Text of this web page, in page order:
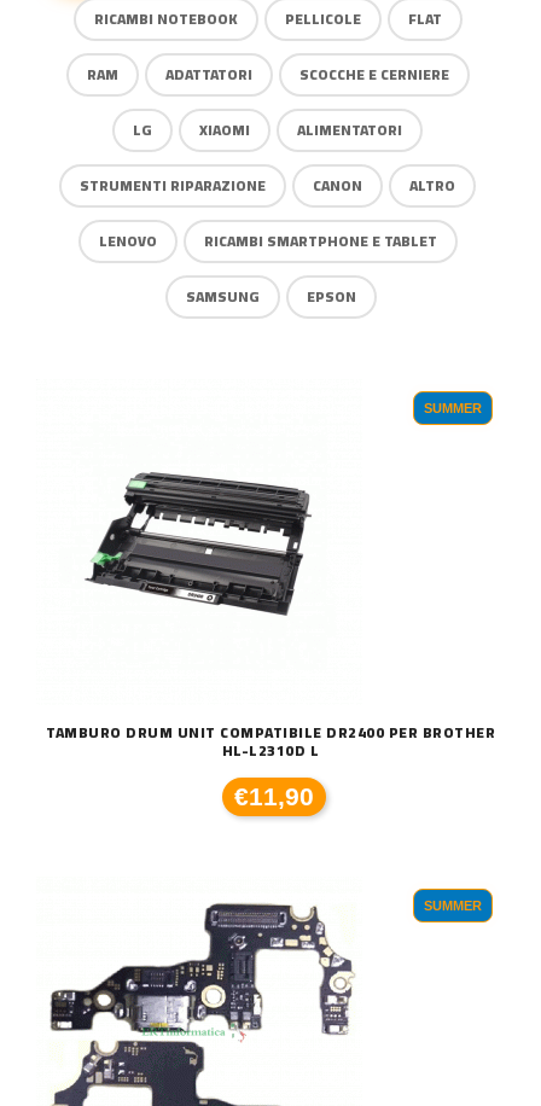
RICAMBI NOTEBOOK
PELLICOLE
FLAT
RAM
ADATTATORI
SCOCCHE E CERNIERE
LG
XIAOMI
ALIMENTATORI
STRUMENTI RIPARAZIONE
CANON
ALTRO
LENOVO
RICAMBI SMARTPHONE E TABLET
SAMSUNG
EPSON
SUMMER
TAMBURO DRUM UNIT COMPATIBILE DR2400 PER BROTHER
HL-L2310D L
€11,90
SUMMER